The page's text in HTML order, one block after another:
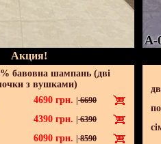
Акция!
бавовна шампань (дві
з вушками)
4690 грн. 6690
4390 грн. 6390
6090 грн. 8590
A-